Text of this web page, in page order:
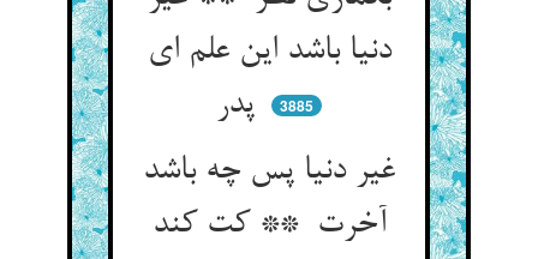
دنیا باشد این علم ای
3885
غیر دنیا پس چه باشد
آخرت ** کت کند